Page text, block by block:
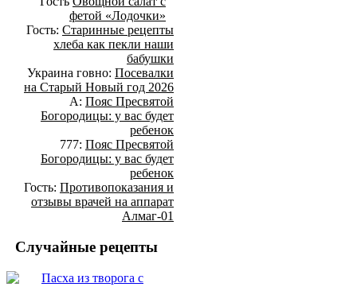
фетой «Лодочки»
Гость: Старинные рецепты
хлеба как пекли наши
бабушки
Украина говно: Посевалки
на Старый Новый год 2026
А: Пояс Пресвятой
Богородицы: у вас будет
ребенок
777: Пояс Пресвятой
Богородицы: у вас будет
ребенок
Гость: Противопоказания и
отзывы врачей на аппарат
Алмаг-01
Случайные рецепты